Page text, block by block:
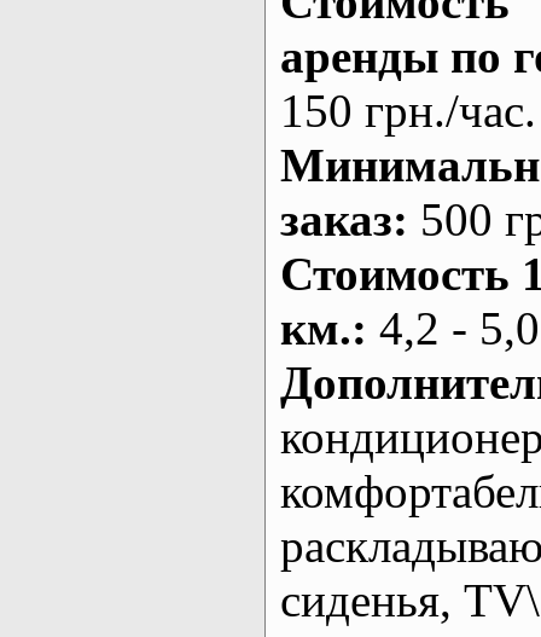
аренды по
150 грн./час.
заказ: 500
Стоимость
км.: 4,2 -
сиденья,